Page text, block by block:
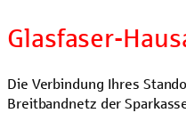
Glasfaser-
Die Verbindung Ihres
Breitbandnetz der